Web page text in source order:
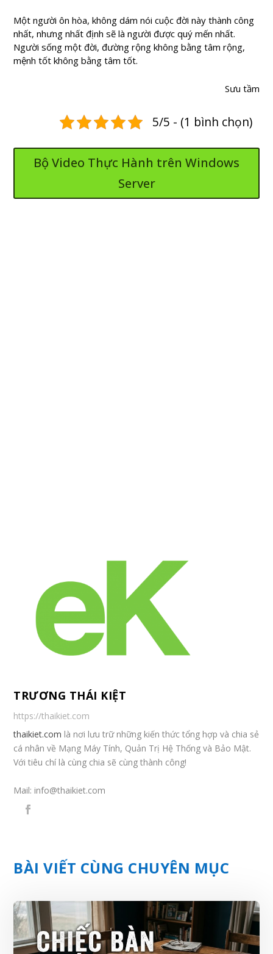
Một người ôn hòa, không dám nói cuộc đời này thành công
nhất, nhưng nhất định sẽ là người được quý mến nhất.
Người sống một đời, đường rộng không bằng tâm rộng,
mệnh tốt không bằng tâm tốt.
Sưu tầm
5/5 - (1 bình chọn)
Bộ Video Thực Hành trên Windows
Server
TRƯƠNG THÁI KIỆT
https://thaikiet.com
thaikiet.com là nơi lưu trữ những kiến thức tổng hợp và chia sẻ
cá nhân về Mạng Máy Tính, Quản Trị Hệ Thống và Bảo Mật.
Với tiêu chí là cùng chia sẽ cùng thành công!
Mail: info@thaikiet.com
BÀI VIẾT CÙNG CHUYÊN MỤC